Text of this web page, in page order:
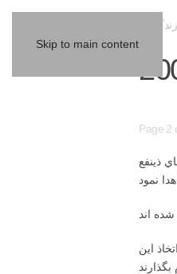
Skip to main content
زندگینامه
Page 2
ذينفع
اين